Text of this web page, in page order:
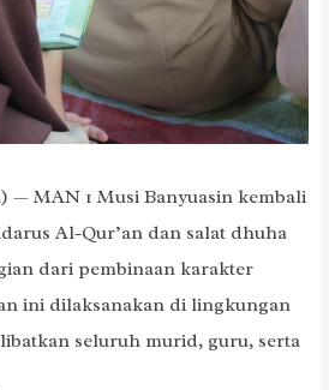
— MAN 1 Musi Banyuasin kembali
Al-Qur’an dan salat dhuha
dari pembinaan karakter
ini dilaksanakan di lingkungan
seluruh murid, guru, serta